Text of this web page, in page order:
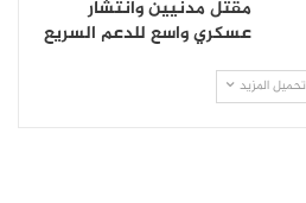
مقتل مدنيين وانتشار
عسكري واسع للدعم السريع
تحميل المزيد